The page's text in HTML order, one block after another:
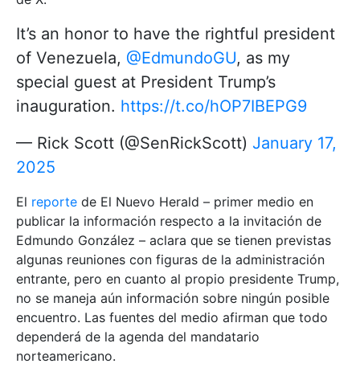
It’s an honor to have the rightful president
of Venezuela, @EdmundoGU, as my
special guest at President Trump’s
inauguration. https://t.co/hOP7IBEPG9
— Rick Scott (@SenRickScott) January 17,
2025
El reporte de El Nuevo Herald – primer medio en
publicar la información respecto a la invitación de
Edmundo González – aclara que se tienen previstas
algunas reuniones con figuras de la administración
entrante, pero en cuanto al propio presidente Trump,
no se maneja aún información sobre ningún posible
encuentro. Las fuentes del medio afirman que todo
dependerá de la agenda del mandatario
norteamericano.